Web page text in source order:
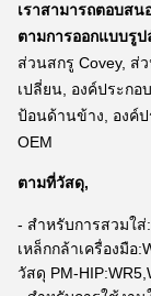
เราสามารถตอบส
ตามการออกแบบรู
ส่วนสกรู Covey, ส่
เปลี่ยน, องค์ประกอ
ป้อนด้านข้าง, องค์ป
OEM
ตามที่วัสดุ,
- สำหรับการสวมใส่:
เหล็กกล้าเครื่องมือ
วัสดุ PM-